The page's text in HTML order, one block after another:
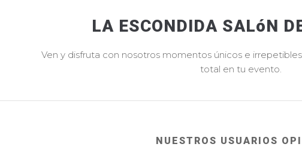
LA ESCONDIDA SALóN
Ven y disfruta con nosotros momentos únicos e
total en tu evento.
NUESTROS USUARIOS